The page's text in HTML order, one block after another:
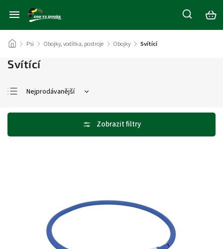
/ Psi / Obojky, vodítka, postroje / Obojky / Svítící
Svítící
Nejprodávanější
Abecedně